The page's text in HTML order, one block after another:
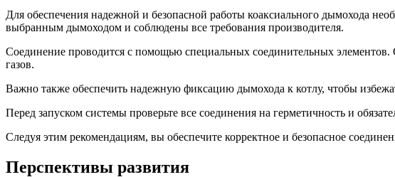
Для обеспечения надежной и безопасной работы коаксиального дымохода
выбранным дымоходом и соблюдены все требования производителя.
Соединение проводится с помощью специальных соединительных
газов.
Важно также обеспечить надежную фиксацию дымохода к котлу, чтобы
Перед запуском системы проверьте все соединения на герметичность и
Следуя этим рекомендациям, вы обеспечите корректное и безопасное
Перспективы развития